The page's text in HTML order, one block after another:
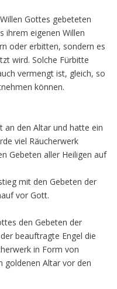
Gottes gebeteten
ihrem eigenen Willen
oder erbitten, sondern es
wird. Solche Fürbitte
vermengt ist, gleich, so
können.
an den Altar und hatte ein
viel Räucherwerk
Gebeten aller Heiligen auf
mit den Gebeten der
vor Gott.
den Gebeten der
beauftragte Engel die
in Form von
goldenen Altar vor den